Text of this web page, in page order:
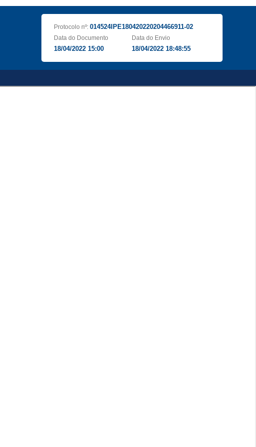
Protocolo nº: 014524IPE180420220204466911-02
Data do Documento
18/04/2022 15:00
Data do Envio
18/04/2022 18:48:55